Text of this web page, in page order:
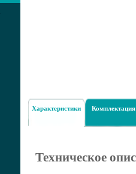
Характеристики Комплектация
Техническое